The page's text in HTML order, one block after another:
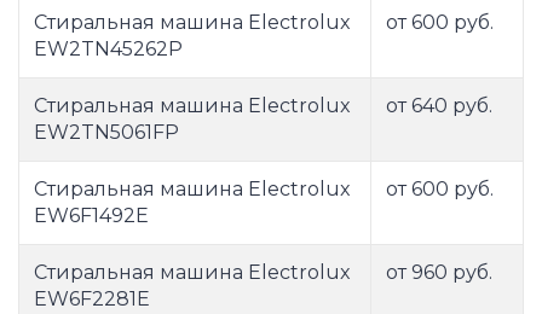
Стиральная машина Electrolux
EW2TN45262P
от 600 руб.
Стиральная машина Electrolux
EW2TN5061FP
от 640 руб.
Стиральная машина Electrolux
EW6F1492E
от 600 руб.
Стиральная машина Electrolux
EW6F2281E
от 960 руб.